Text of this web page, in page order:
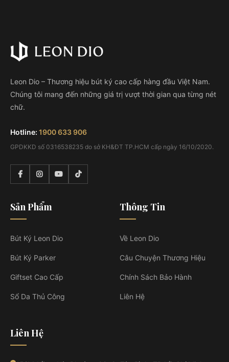
Leon Dio – Thương hiệu bút ký cao cấp hàng đầu Việt Nam.
Chúng tôi mang đến những giá trị vượt thời gian qua từng nét
chữ.
Hotline: 1900 633 906
GPDKKD số 0316538235 do sở KH&ĐT TP.HCM cấp ngày 16/10/2020.
Sản Phẩm
Bút Ký Leon Dio
Bút Ký Parker
Giftset Cao Cấp
Sổ Da Thủ Công
Thông Tin
Về Leon Dio
Câu Chuyện Thương Hiệu
Chính Sách Bảo Hành
Liên Hệ
Liên Hệ